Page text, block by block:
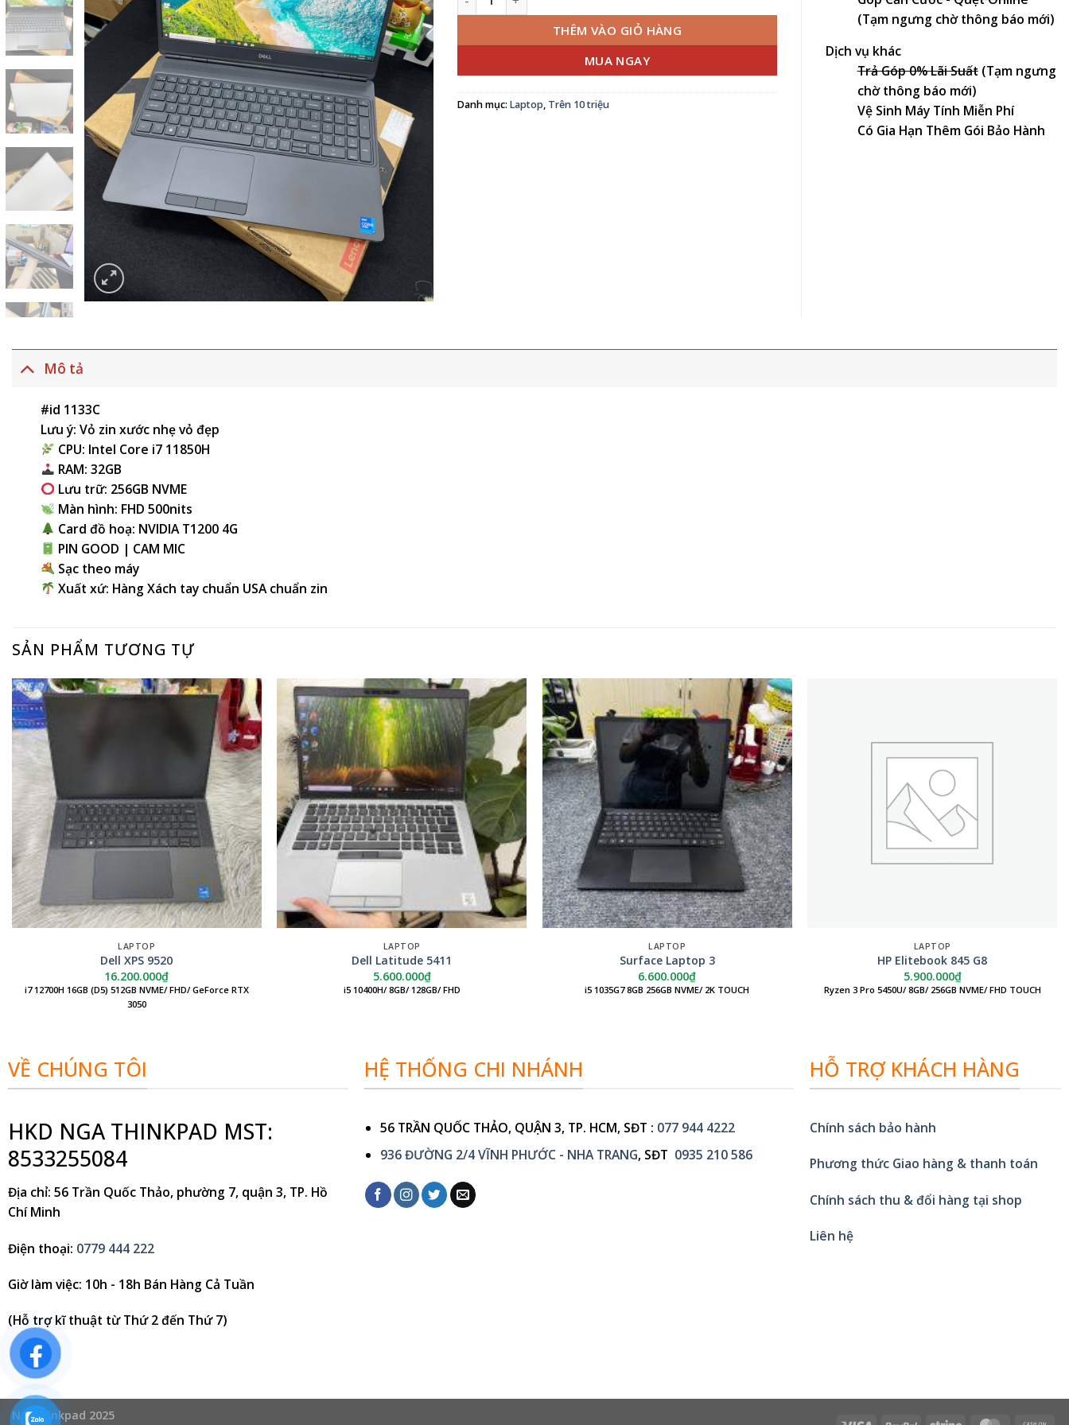
THÊM VÀO GIỎ HÀNG
MUA NGAY
Danh mục: Laptop, Trên 10 triệu
(Tạm ngưng chờ thông báo mới)
Dịch vụ khác
Trả Góp 0% Lãi Suất(Tạm ngưng
chờ thông báo mới)
Vệ Sinh Máy Tính Miễn Phí
Có Gia Hạn Thêm Gói Bảo Hành
Mô tả
#id 1133C
Lưu ý: Vỏ zin xước nhẹ vỏ đẹp
CPU: Intel Core i7 11850H
RAM: 32GB
Lưu trữ: 256GB NVME
Màn hình: FHD 500nits
Card đồ hoạ: NVIDIA T1200 4G
PIN GOOD | CAM MIC
Sạc theo máy
Xuất xứ: Hàng Xách tay chuẩn USA chuẩn zin
SẢN PHẨM TƯƠNG TỰ
LAPTOP
Dell XPS 9520
16.200.000₫
i7 12700H 16GB (D5) 512GB NVME/ FHD/ GeForce RTX
3050
LAPTOP
Dell Latitude 5411
5.600.000₫
i5 10400H/ 8GB/ 128GB/ FHD
LAPTOP
Surface Laptop 3
6.600.000₫
i5 1035G7 8GB 256GB NVME/ 2K TOUCH
LAPTOP
HP Elitebook 845 G8
5.900.000₫
Ryzen 3 Pro 5450U/ 8GB/ 256GB NVME/ FHD TOUCH
VỀ CHÚNG TÔI
HKD NGA THINKPAD MST:
8533255084
Địa chỉ: 56 Trần Quốc Thảo, phường 7, quận 3, TP. Hồ
Chí Minh
Điện thoại: 0779 444 222
Giờ làm việc: 10h - 18h Bán Hàng Cả Tuần
(Hỗ trợ kĩ thuật từ Thứ 2 đến Thứ 7)
HỆ THỐNG CHI NHÁNH
56 TRẦN QUỐC THẢO, QUẬN 3, TP. HCM, SĐT : 077 944 4222
936 ĐƯỜNG 2/4 VĨNH PHƯỚC - NHA TRANG, SĐT 0935 210 586
HỖ TRỢ KHÁCH HÀNG
Chính sách bảo hành
Phương thức Giao hàng & thanh toán
Chính sách thu & đổi hàng tại shop
Liên hệ
Ngathinkpad 2025